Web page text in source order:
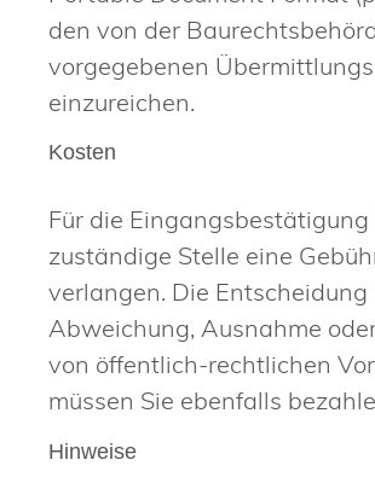
den von der
vorgegebenen
einzureichen.
Kosten
Für die
zuständige Stelle eine
verlangen. Die Entscheidung
Abweichung, Ausnahme
von öffentlich-rechtlichen
müssen Sie ebenfalls
Hinweise